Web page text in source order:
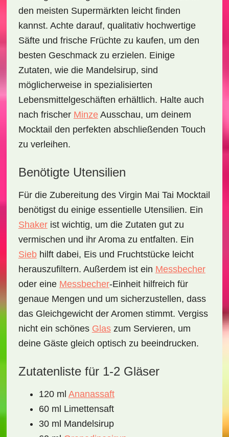
den meisten Supermärkten leicht finden
kannst. Achte darauf, qualitativ hochwertige
Säfte und frische Früchte zu kaufen, um den
besten Geschmack zu erzielen. Einige
Zutaten, wie die Mandelsirup, sind
möglicherweise in spezialisierten
Lebensmittelgeschäften erhältlich. Halte auch
nach frischer MinzeAusschau, um deinem
Mocktail den perfekten abschließenden Touch
zu verleihen.
Benötigte Utensilien
Für die Zubereitung des Virgin Mai Tai Mocktail
benötigst du einige essentielle Utensilien. Ein
Shakerist wichtig, um die Zutaten gut zu
vermischen und ihr Aroma zu entfalten. Ein
Siebhilft dabei, Eis und Fruchtstücke leicht
herauszufiltern. Außerdem ist ein Messbecher
oder eine Messbecher-Einheithilfreich für
genaue Mengen und um sicherzustellen, dass
das Gleichgewicht der Aromen stimmt. Vergiss
nicht ein schönes Glaszum Servieren, um
deine Gäste gleich optisch zu beeindrucken.
Zutatenliste für 1-2 Gläser
120 ml Ananassaft
60 ml Limettensaft
30 ml Mandelsirup